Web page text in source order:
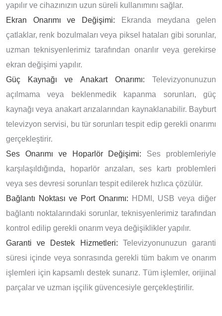
yapılır ve cihazınızın uzun süreli kullanımını sağlar.
Ekran Onarımı ve Değişimi: Ekranda meydana gelen
çatlaklar, renk bozulmaları veya piksel hataları gibi sorunlar,
uzman teknisyenlerimiz tarafından onarılır veya gerekirse
ekran değişimi yapılır.
Güç Kaynağı ve Anakart Onarımı: Televizyonunuzun
açılmama veya beklenmedik kapanma sorunları, güç
kaynağı veya anakart arızalarından kaynaklanabilir. Bayburt
televizyon servisi, bu tür sorunları tespit edip gerekli onarımı
gerçekleştirir.
Ses Onarımı ve Hoparlör Değişimi: Ses problemleriyle
karşılaşıldığında, hoparlör arızaları, ses kartı problemleri
veya ses devresi sorunları tespit edilerek hızlıca çözülür.
Bağlantı Noktası ve Port Onarımı: HDMI, USB veya diğer
bağlantı noktalarındaki sorunlar, teknisyenlerimiz tarafından
kontrol edilip gerekli onarım veya değişiklikler yapılır.
Garanti ve Destek Hizmetleri: Televizyonunuzun garanti
süresi içinde veya sonrasında gerekli tüm bakım ve onarım
işlemleri için kapsamlı destek sunarız. Tüm işlemler, orijinal
parçalar ve uzman işçilik güvencesiyle gerçekleştirilir.